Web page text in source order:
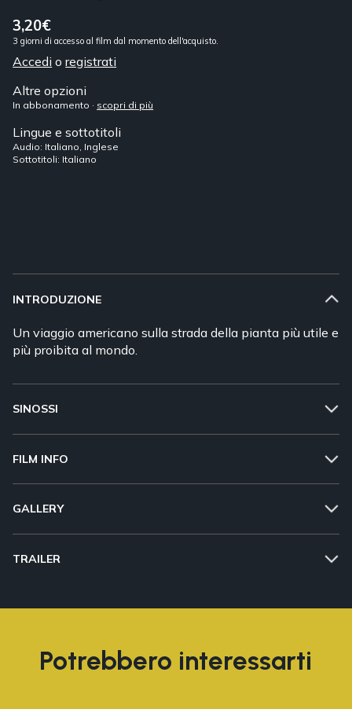
3,20€
3 giorni di accesso al film dal momento dell'acquisto.
Accedi oregistrati
Altre opzioni
In abbonamento · scopri di più
Lingue e sottotitoli
Audio: Italiano, Inglese
Sottotitoli: Italiano
INTRODUZIONE
Un viaggio americano sulla strada della pianta più utile e
più proibita al mondo.
SINOSSI
FILM INFO
GALLERY
TRAILER
Potrebbero interessarti